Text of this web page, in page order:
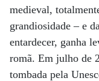
medieval,
grandiosidade – e
entardecer, ganha
romã. Em julho de
tombada pela